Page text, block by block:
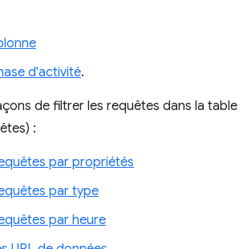
d'activité.
de filtrer les requêtes dans la table
:
par propriétés
par type
par heure